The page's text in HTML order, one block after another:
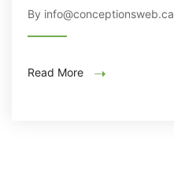
By info@conceptionsweb.ca
Read More